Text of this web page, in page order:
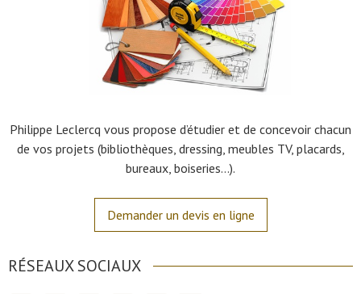
Philippe Leclercq vous propose d’étudier et de concevoir chacun
de vos projets (bibliothèques, dressing, meubles TV, placards,
bureaux, boiseries…).
Demander un devis en ligne
RÉSEAUX SOCIAUX